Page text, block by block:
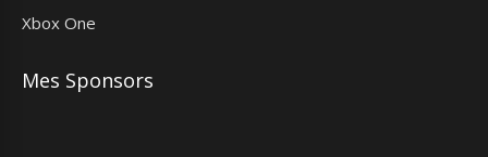
Xbox One
Mes Sponsors